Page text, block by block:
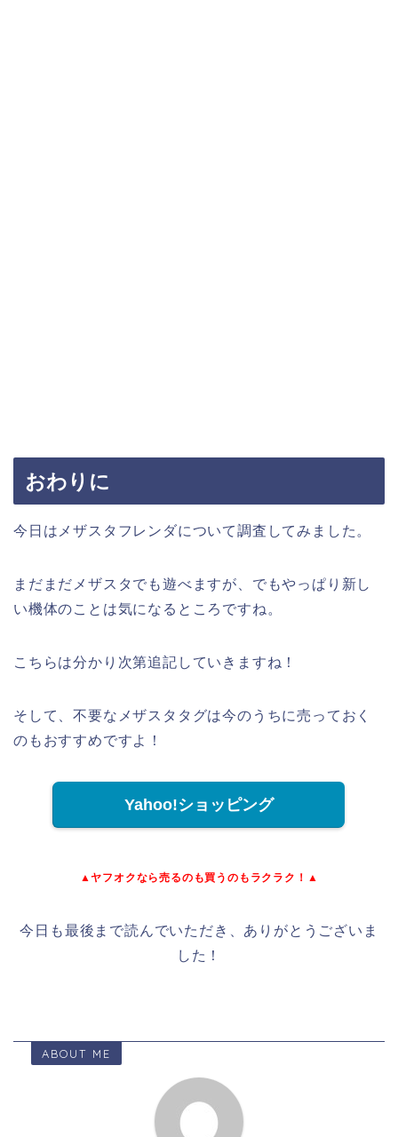
おわりに
今日はメザスタフレンダについて調査してみました。
まだまだメザスタでも遊べますが、でもやっぱり新し
い機体のことは気になるところですね。
こちらは分かり次第追記していきますね！
そして、不要なメザスタタグは今のうちに売っておく
のもおすすめですよ！
Yahoo!ショッピング
▲ヤフオクなら売るのも買うのもラクラク！▲
今日も最後まで読んでいただき、ありがとうございま
した！
ABOUT ME